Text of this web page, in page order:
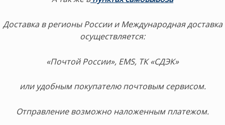
Доставка в регионы России и Международная доставка
осуществляется:
«Почтой России», EMS, ТК «СДЭК»
или удобным покупателю почтовым сервисом.
Отправление возможно наложенным платежом.